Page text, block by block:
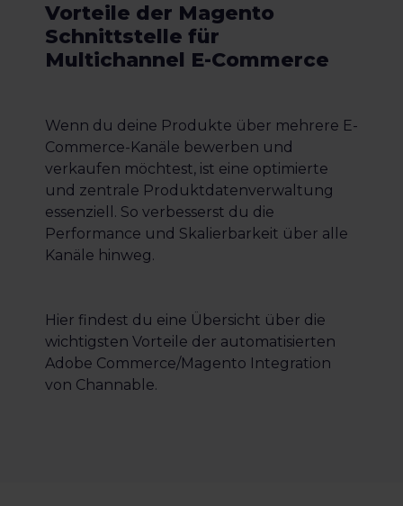
Vorteile der Magento
Schnittstelle für
Multichannel E-Commerce
Wenn du deine Produkte über mehrere E-
Commerce-Kanäle bewerben und
verkaufen möchtest, ist eine optimierte
und zentrale Produktdatenverwaltung
essenziell. So verbesserst du die
Performance und Skalierbarkeit über alle
Kanäle hinweg.
Hier findest du eine Übersicht über die
wichtigsten Vorteile der automatisierten
Adobe Commerce/Magento Integration
von Channable.